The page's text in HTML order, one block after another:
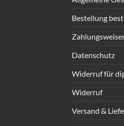
Bestellung
Datenschutz
Widerruf für
Widerruf
Versand &